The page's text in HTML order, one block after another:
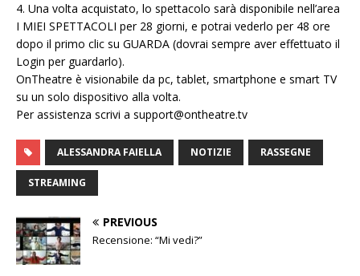
4. Una volta acquistato, lo spettacolo sarà disponibile nell’area
I MIEI SPETTACOLI per 28 giorni, e potrai vederlo per 48 ore
dopo il primo clic su GUARDA (dovrai sempre aver effettuato il
Login per guardarlo).
OnTheatre è visionabile da pc, tablet, smartphone e smart TV
su un solo dispositivo alla volta.
Per assistenza scrivi a support@ontheatre.tv
ALESSANDRA FAIELLA NOTIZIE RASSEGNE
STREAMING
PREVIOUS
Recensione: “Mi vedi?”